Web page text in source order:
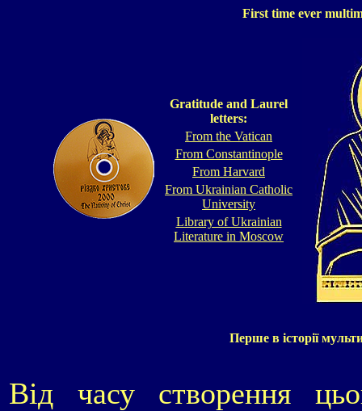
First time ever
Gratitude and Laurel
letters:
From the Vatican
From Constantinople
From Harvard
From Ukrainian Catholic
University
Library of Ukrainian
Literature in Moscow
Перше в історії
Від часу створення